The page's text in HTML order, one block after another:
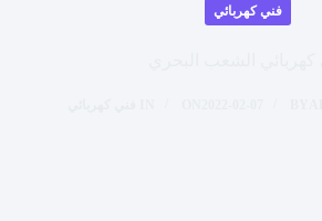
فني كهربائي